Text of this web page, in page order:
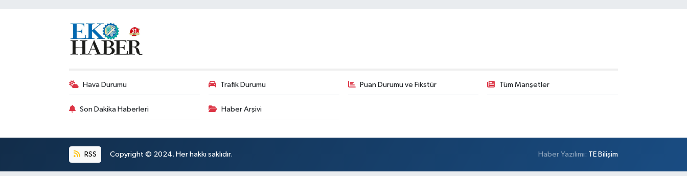
Hava Durumu Trafik Durumu Puan Durumu ve Fikstür Tüm Manşetler
Son Dakika Haberleri Haber Arşivi
RSS Copyright © 2024. Her hakkı saklıdır. Haber Yazılımı: TE Bilişim